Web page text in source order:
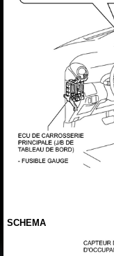
SCHEMA